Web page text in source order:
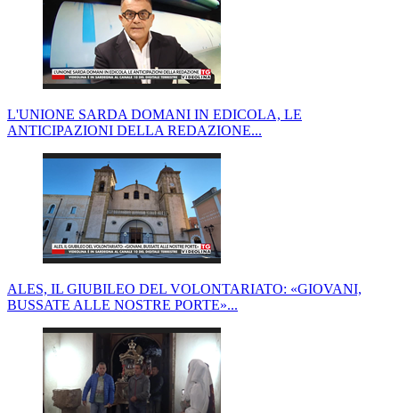
L'UNIONE SARDA DOMANI IN EDICOLA, LE
ANTICIPAZIONI DELLA REDAZIONE...
ALES, IL GIUBILEO DEL VOLONTARIATO: «GIOVANI,
BUSSATE ALLE NOSTRE PORTE»...